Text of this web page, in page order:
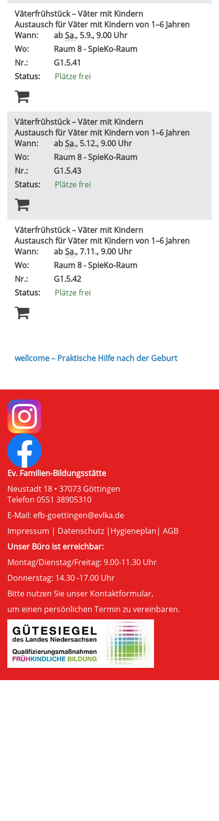
Väterfrühstück – Väter mit Kindern
Austausch für Väter mit Kindern von 1–6 Jahren
Wann:
abSa., 5.9., 9.00 Uhr
Wo:
Raum 8 - SpieKo-Raum
Nr.:
G1.5.41
Status:
Plätze frei
Väterfrühstück – Väter mit Kindern
Austausch für Väter mit Kindern von 1–6 Jahren
Wann:
abSa., 5.12., 9.00 Uhr
Wo:
Raum 8 - SpieKo-Raum
Nr.:
G1.5.43
Status:
Plätze frei
Väterfrühstück – Väter mit Kindern
Austausch für Väter mit Kindern von 1–6 Jahren
Wann:
abSa., 7.11., 9.00 Uhr
Wo:
Raum 8 - SpieKo-Raum
Nr.:
G1.5.42
Status:
Plätze frei
wellcome – Praktische Hilfe nach der Geburt
Ev. Familien-Bildungsstätte
Neustadt 18 • 37073 Göttingen
Telefon 0551 38905310
E-Mail: efb-goettingen@evlka.de
Impressum | Datenschutz | Hygieneplan| AGB
Unser Büro ist erreichbar:
Montag/Dienstag/Freitag: 9.00-11.30 Uhr
Donnerstag: 14.30 -17.00 Uhr
Bitte nutzen Sie unser Kontaktformular,
um einen persönlichen Termin zu vereinbaren.